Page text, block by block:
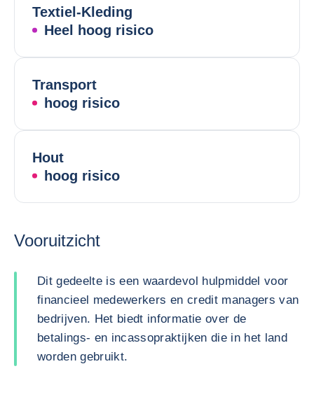
Textiel-Kleding
Heel hoog risico
Transport
hoog risico
Hout
hoog risico
Vooruitzicht
Dit gedeelte is een waardevol hulpmiddel voor
financieel medewerkers en credit managers van
bedrijven. Het biedt informatie over de
betalings- en incassopraktijken die in het land
worden gebruikt.